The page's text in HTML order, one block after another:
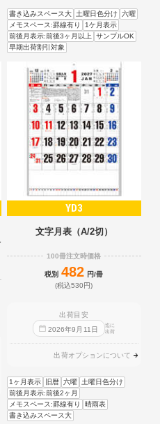
書き込みスペース大 土曜日色分け
六曜
メモスペース:罫線有り
1ケ月表示
前後月表示:前後3ヶ月以上
サンプルOK
早期出荷割引対象
YD3
文字月表（A/2切）
100冊注文時価格
税別 482 円/冊
(税込530円)
出荷目安
2026年9 月 11 日
迄に
出荷
出荷オプションについて
1ヶ月表示 旧暦 六曜
土曜日色分け
前後月表示:前後2ヶ月
メモスペース:罫線有り
晴雨表
書き込みスペース大